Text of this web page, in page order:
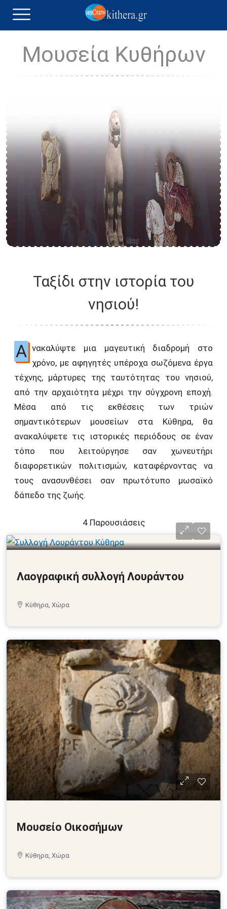
Μουσεία Κυθήρων
Ταξίδι στην ιστορία του
νησιού!
Α νακαλύψτε μια μαγευτική διαδρομή στο
χρόνο, με αφηγητές υπέροχα σωζόμενα έργα
τέχνης, μάρτυρες της ταυτότητας του νησιού,
από την αρχαιότητα μέχρι την σύγχρονη εποχή.
Μέσα από τις εκθέσεις των τριών
σημαντικότερων μουσείων στα Κύθηρα, θα
ανακαλύψετε τις ιστορικές περιόδους σε έναν
τόπο που λειτούργησε σαν χωνευτήρι
διαφορετικών πολιτισμών, καταφέρνοντας να
τους ανασυνθέσει σαν πρωτότυπο μωσαϊκό
δάπεδο της ζωής.
4 Παρουσιάσεις
Λαογραφική συλλογή Λουράντου
Κύθηρα, Χώρα
Μουσείο Οικοσήμων
Κύθηρα, Χώρα